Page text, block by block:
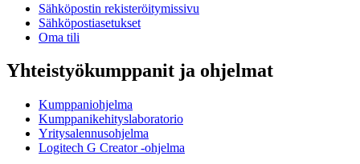
Sähköpostin rekisteröitymissivu
Sähköpostiasetukset
Oma tili
Yhteistyökumppanit ja ohjelmat
Kumppaniohjelma
Kumppanikehityslaboratorio
Yritysalennusohjelma
Logitech G Creator -ohjelma